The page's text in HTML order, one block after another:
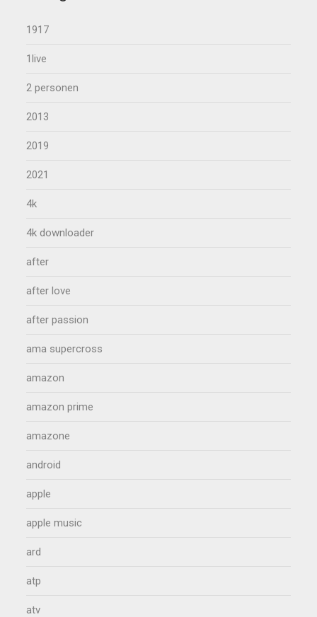
1917
1live
2 personen
2013
2019
2021
4k
4k downloader
after
after love
after passion
ama supercross
amazon
amazon prime
amazone
android
apple
apple music
ard
atp
atv